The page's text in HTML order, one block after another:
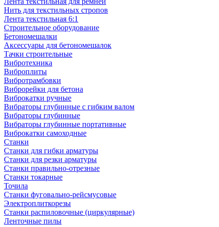
Нить для текстильных стропов
Лента текстильная 6:1
Строительное оборудование
Бетономешалки
Аксессуары для бетономешалок
Тачки строительные
Вибротехника
Виброплиты
Вибротрамбовки
Виброрейки для бетона
Виброкатки ручные
Вибраторы глубинные с гибким валом
Вибраторы глубинные
Вибраторы глубинные портативные
Виброкатки самоходные
Станки
Станки для гибки арматуры
Станки для резки арматуры
Станки правильно-отрезные
Станки токарные
Точила
Станки фуговально-рейсмусовые
Электроплиткорезы
Станки распиловочные (циркулярные)
Ленточные пилы